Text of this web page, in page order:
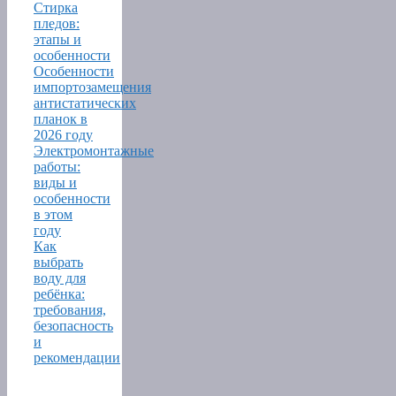
Стирка
пледов:
этапы и
особенности
Особенности
импортозамещения
антистатических
планок в
2026 году
Электромонтажные
работы:
виды и
особенности
в этом
году
Как
выбрать
воду для
ребёнка:
требования,
безопасность
и
рекомендации